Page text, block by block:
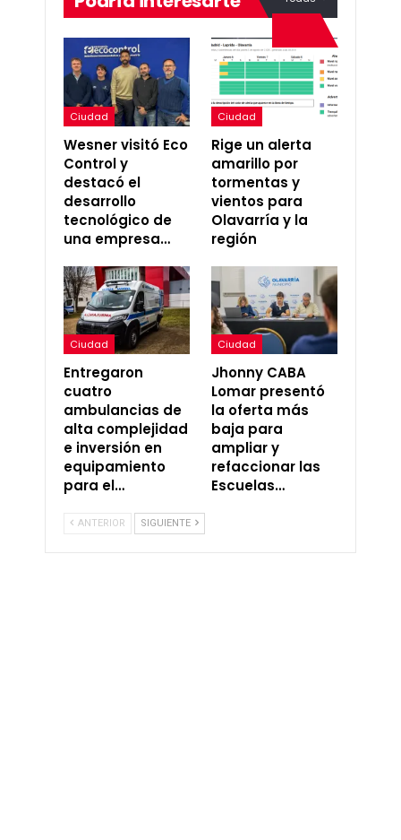
Ciudad
Wesner visitó Eco
Control y
destacó el
desarrollo
tecnológico de
una empresa…
Ciudad
Rige un alerta
amarillo por
tormentas y
vientos para
Olavarría y la
región
Ciudad
Entregaron
cuatro
ambulancias de
alta complejidad
e inversión en
equipamiento
para el…
Ciudad
Jhonny CABA
Lomar presentó
la oferta más
baja para
ampliar y
refaccionar las
Escuelas…
ANTERIOR SIGUIENTE